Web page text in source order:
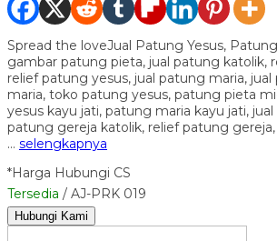
Spread the loveJual Patung Yesus,
gambar patung pieta, jual patung katolik,
relief patung yesus, jual patung maria,
maria, toko patung yesus, patung pieta
yesus kayu jati, patung maria kayu jati,
patung gereja katolik, relief patung
… selengkapnya
*Harga Hubungi CS
Tersedia / AJ-PRK 019
Hubungi Kami